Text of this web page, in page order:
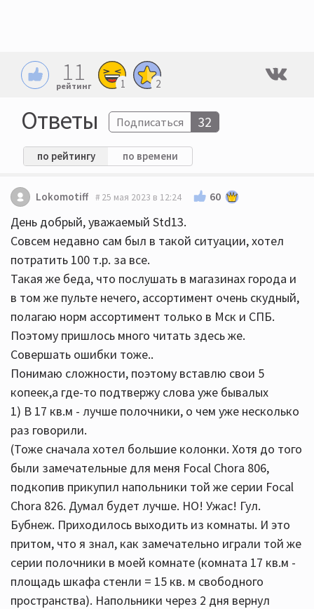
11
рейтинг 1 2
Ответы Подписаться 32
по рейтингу по времени
Lokomotiff 25 мая 2023 в 12:24 60
День добрый, уважаемый Std13.
Совсем недавно сам был в такой ситуации, хотел
потратить 100 т.р. за все.
Такая же беда, что послушать в магазинах города и
в том же пульте нечего, ассортимент очень скудный,
полагаю норм ассортимент только в Мск и СПБ.
Поэтому пришлось много читать здесь же.
Совершать ошибки тоже..
Понимаю сложности, поэтому вставлю свои 5
копеек,а где-то подтвержу слова уже бывалых
1) В 17 кв.м - лучше полочники, о чем уже несколько
раз говорили.
(Тоже сначала хотел большие колонки. Хотя до того
были замечательные для меня Focal Chora 806,
подкопив прикупил напольники той же серии Focal
Chora 826. Думал будет лучше. НО! Ужас! Гул.
Бубнеж. Приходилось выходить из комнаты. И это
притом, что я знал, как замечательно играли той же
серии полочники в моей комнате (комната 17 кв.м -
площадь шкафа стенли = 15 кв. м свободного
пространства). Напольники через 2 дня вернул